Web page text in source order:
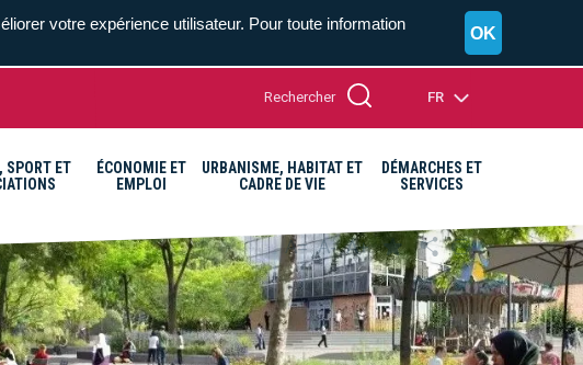
Rechercher FR
SPORT ET
ÉCONOMIE ET
EMPLOI
URBANISME, HABITAT ET
CADRE DE VIE
DÉMARCHES ET
SERVICES
A= A- A+
votre expérience utilisateur. Pour toute information
OK